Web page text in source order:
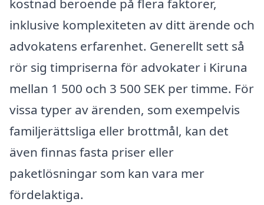
kostnad beroende på flera faktorer,
inklusive komplexiteten av ditt ärende och
advokatens erfarenhet. Generellt sett så
rör sig timpriserna för advokater i Kiruna
mellan 1 500 och 3 500 SEK per timme. För
vissa typer av ärenden, som exempelvis
familjerättsliga eller brottmål, kan det
även finnas fasta priser eller
paketlösningar som kan vara mer
fördelaktiga.